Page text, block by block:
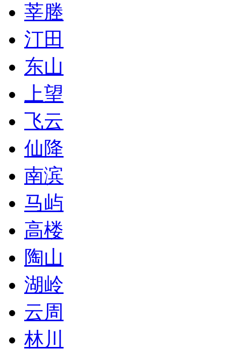
莘塍
汀田
东山
上望
飞云
仙降
南滨
马屿
高楼
陶山
湖岭
云周
林川